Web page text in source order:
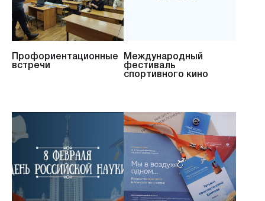
Профориентационные
встречи
Международный
фестиваль
спортивного кино